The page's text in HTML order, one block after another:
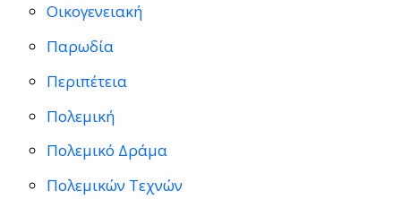
Οικογενειακή
Παρωδία
Περιπέτεια
Πολεμική
Πολεμικό Δράμα
Πολεμικών Τεχνών